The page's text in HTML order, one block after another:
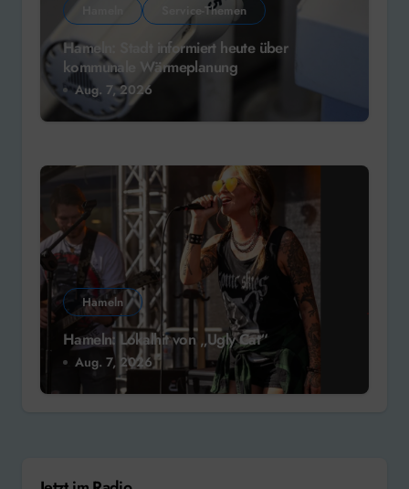
Service-Themen
Hameln: Stadt informiert heute über
kommunale Wärmeplanung
Aug. 7, 2026
Hameln
Hameln: Lokalhit von „Ugly Cat“
Aug. 7, 2026